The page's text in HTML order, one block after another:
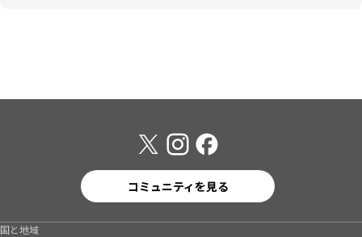
コミュニティを見る
国と地域